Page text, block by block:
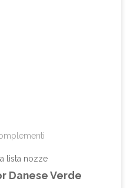
lista nozze
Danese Verde